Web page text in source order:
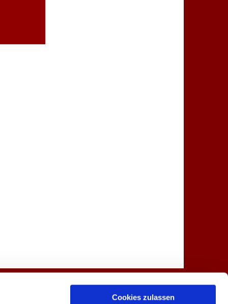
Cookies zulassen
Kontakt